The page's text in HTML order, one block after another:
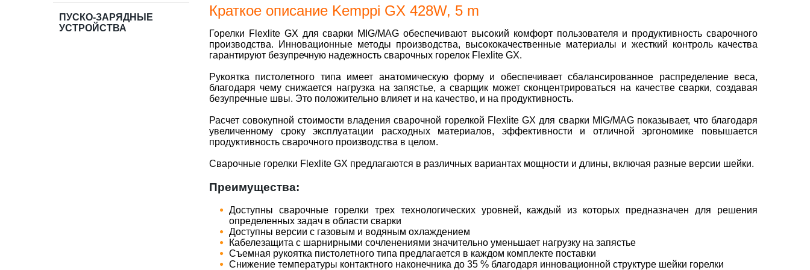
Краткое описание Kemppi GX 428W, 5 m
Горелки Flexlite GX для сварки MIG/MAG обеспечивают высокий комфорт пользователя и продуктивность сварочного
производства. Инновационные методы производства, высококачественные материалы и жесткий контроль качества
гарантируют безупречную надежность сварочных горелок Flexlite GX.
Рукоятка пистолетного типа имеет анатомическую форму и обеспечивает сбалансированное распределение веса,
благодаря чему снижается нагрузка на запястье, а сварщик может сконцентрироваться на качестве сварки, создавая
безупречные швы. Это положительно влияет и на качество, и на продуктивность.
Расчет совокупной стоимости владения сварочной горелкой Flexlite GX для сварки MIG/MAG показывает, что благодаря
увеличенному сроку эксплуатации расходных материалов, эффективности и отличной эргономике повышается
продуктивность сварочного производства в целом.
Сварочные горелки Flexlite GX предлагаются в различных вариантах мощности и длины, включая разные версии шейки.
Преимущества:
Доступны сварочные горелки трех технологических уровней, каждый из которых предназначен для решения
определенных задач в области сварки
Доступны версии с газовым и водяным охлаждением
Кабелезащита с шарнирными сочленениями значительно уменьшает нагрузку на запястье
Съемная рукоятка пистолетного типа предлагается в каждом комплекте поставки
Снижение температуры контактного наконечника до 35 % благодаря инновационной структуре шейки горелки
ПУСКО-ЗАРЯДНЫЕ
УСТРОЙСТВА